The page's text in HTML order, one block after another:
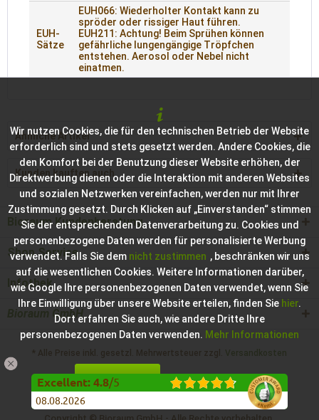
EUH-
Sätze
EUH066: Wiederholter Kontakt kann zu
spröder oder rissiger Haut führen.
EUH211: Achtung! Beim Sprühen können
gefährliche lungengängige Tröpfchen
entstehen. Aerosol oder Nebel nicht
einatmen.
Ähnliche Artikel
Kunden kauften auch
Bioraum Kundenberatung
Shop Service
Infothek
Bioraum GmbH
* Alle Preise inkl. gesetzl. Mehrwertsteuer zzgl. Versandkosten
Hilfe / Support Kontakt zur Bioraum GmbH
Wir nutzen Cookies, die für den technischen Betrieb der Website
erforderlich sind und stets gesetzt werden. Andere Cookies, die
den Komfort bei der Benutzung dieser Website erhöhen, der
Direktwerbung dienen oder die Interaktion mit anderen Websites
und sozialen Netzwerken vereinfachen, werden nur mit Ihrer
Zustimmung gesetzt. Durch Klicken auf „Einverstanden“ stimmen
Sie der entsprechenden Datenverarbeitung zu. Cookies und
personenbezogene Daten werden für personalisierte Werbung
verwendet. Falls Sie dem nicht zustimmen , beschränken wir uns
auf die wesentlichen Cookies. Weitere Informationen darüber,
wie Google Ihre personenbezogenen Daten verwendet, wenn Sie
Ihre Einwilligung über unsere Website erteilen, finden Sie hier.
Dort erfahren Sie auch, wie andere Dritte Ihre
personenbezogenen Daten verwenden. Mehr Informationen
Einverstanden Konfigurieren
Excellent: 4.8/5
08.08.2026